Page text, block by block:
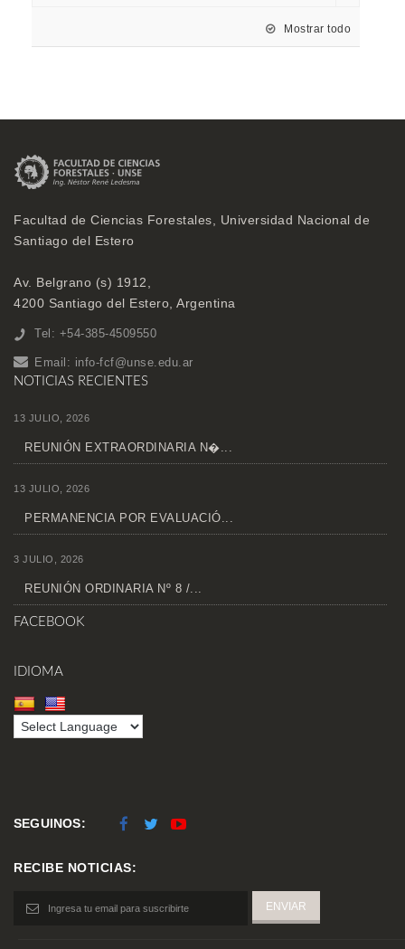
Mostrar todo
Facultad de Ciencias Forestales, Universidad Nacional de
Santiago del Estero
Av. Belgrano (s) 1912,
4200 Santiago del Estero, Argentina
Tel: +54-385-4509550
Email: info-fcf@unse.edu.ar
NOTICIAS RECIENTES
13 JULIO, 2026
REUNIÓN EXTRAORDINARIA N�...
13 JULIO, 2026
PERMANENCIA POR EVALUACIÓ...
3 JULIO, 2026
REUNIÓN ORDINARIA Nº 8 /...
FACEBOOK
IDIOMA
SEGUINOS:
RECIBE NOTICIAS: